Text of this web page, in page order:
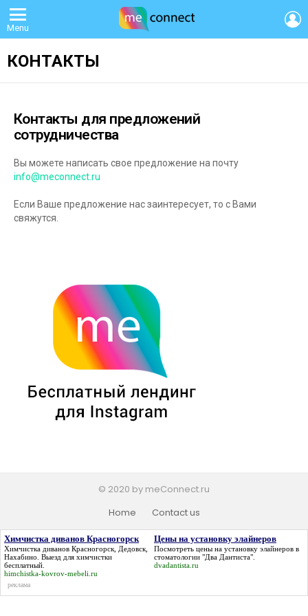
Menu
КОНТАКТЫ
Контакты для предложений
сотрудничества
Вы можете написать свое предложение на почту
info@meconnect.ru
Если Ваше предложение нас заинтересует, то с Вами
свяжутся.
© 2020 by meConnect.ru
Home
Contact us
Химчистка диванов Красногорск
Химчистка диванов Красногорск , Дедовск,
Нахабино. Выезд для химчистки
бесплатный.
himchistka-kovrov-mebeli.ru
Цены на установку элайнеров
Посмотреть цены на установку элайнеров в
стоматологии "Два Дантиста".
dvadantista.ru
реклама